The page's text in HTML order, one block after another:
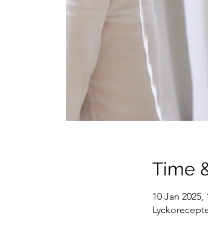
Time
10 Jan 2025,